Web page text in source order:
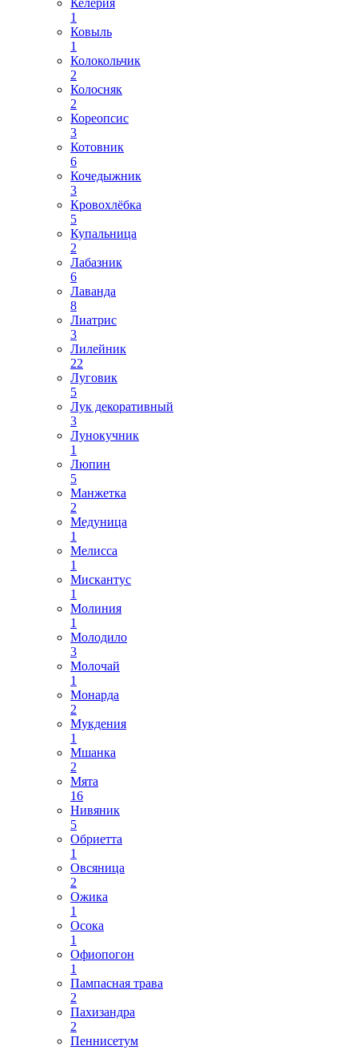
Келерия
1
Ковыль
1
Колокольчик
2
Колосняк
2
Кореопсис
3
Котовник
6
Кочедыжник
3
Кровохлёбка
5
Купальница
2
Лабазник
6
Лаванда
8
Лиатрис
3
Лилейник
22
Луговик
5
Лук декоративный
3
Лунокучник
1
Люпин
5
Манжетка
2
Медуница
1
Мелисса
1
Мискантус
1
Молиния
1
Молодило
3
Молочай
1
Монарда
2
Мукдения
1
Мшанка
2
Мята
16
Нивяник
5
Обриетта
1
Овсяница
2
Ожика
1
Осока
1
Офиопогон
1
Пампасная трава
2
Пахизандра
2
Пеннисетум